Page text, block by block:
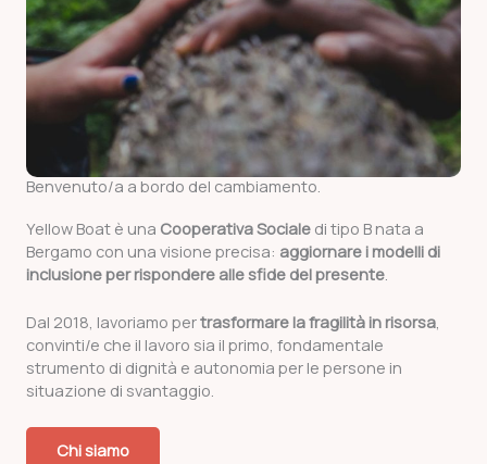
Benvenuto/a a bordo del cambiamento.
Yellow Boat è una Cooperativa Sociale di tipo B nata a
Bergamo con una visione precisa: aggiornare i modelli di
inclusione per rispondere alle sfide del presente
Dal 2018, lavoriamo pertrasformare la fragilità in risorsa,
convinti/e che il lavoro sia il primo, fondamentale
strumento di dignità e autonomia per le persone in
situazione di svantaggio.
Chi siamo